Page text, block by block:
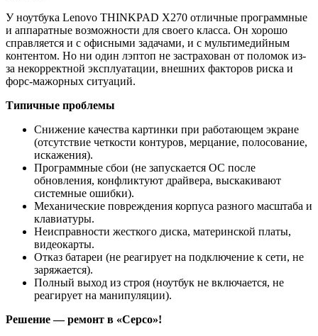
У ноутбука Lenovo THINKPAD X270 отличные программные
и аппаратные возможности для своего класса. Он хорошо
справляется и с офисными задачами, и с мультимедийным
контентом. Но ни один лэптоп не застрахован от поломок из-
за некорректной эксплуатации, внешних факторов риска и
форс-мажорных ситуаций.
Типичные проблемы
Снижение качества картинки при работающем экране
(отсутствие четкости контуров, мерцание, полосование,
искажения).
Программные сбои (не запускается ОС после
обновления, конфликтуют драйвера, выскакивают
системные ошибки).
Механические повреждения корпуса разного масштаба и
клавиатуры.
Неисправности жесткого диска, материнской платы,
видеокарты.
Отказ батареи (не реагирует на подключение к сети, не
заряжается).
Полный выход из строя (ноутбук не включается, не
реагирует на манипуляции).
Решение — ремонт в «Серсо»!